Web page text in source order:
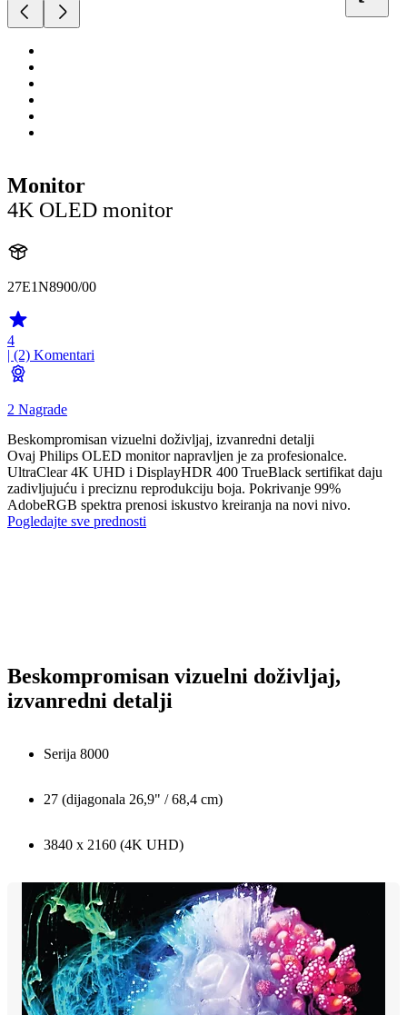
Monitor
4K OLED monitor
27E1N8900/00
4
| (2) Komentari
2 Nagrade
Beskompromisan vizuelni doživljaj, izvanredni detalji
Ovaj Philips OLED monitor napravljen je za profesionalce.
UltraClear 4K UHD i DisplayHDR 400 TrueBlack sertifikat daju
zadivljujuću i preciznu reprodukciju boja. Pokrivanje 99%
AdobeRGB spektra prenosi iskustvo kreiranja na novi nivo.
Pogledajte sve prednosti
Beskompromisan vizuelni doživljaj,
izvanredni detalji
Serija 8000
27 (dijagonala 26,9" / 68,4 cm)
3840 x 2160 (4K UHD)